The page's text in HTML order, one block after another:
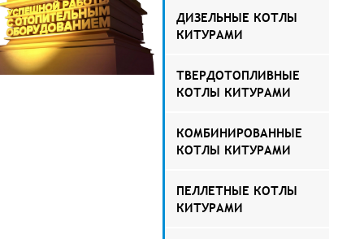
ДИЗЕЛЬНЫЕ КОТЛЫ
КИТУРАМИ
ТВЕРДОТОПЛИВНЫЕ
КОТЛЫ КИТУРАМИ
КОМБИНИРОВАННЫЕ
КОТЛЫ КИТУРАМИ
ПЕЛЛЕТНЫЕ КОТЛЫ
КИТУРАМИ